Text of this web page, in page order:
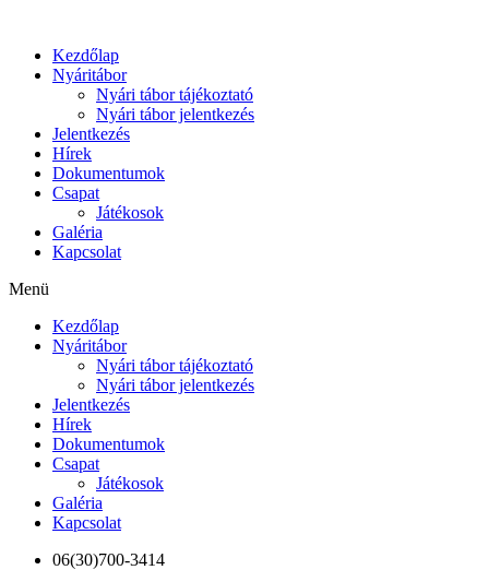
tartalomhozKezdőlap
Nyáritábor
Nyári tábor tájékoztató
Nyári tábor jelentkezés
Jelentkezés
Hírek
Dokumentumok
Csapat
Játékosok
Galéria
Kapcsolat
Menü
Kezdőlap
Nyáritábor
Nyári tábor tájékoztató
Nyári tábor jelentkezés
Jelentkezés
Hírek
Dokumentumok
Csapat
Játékosok
Galéria
Kapcsolat
06(30)700-3414